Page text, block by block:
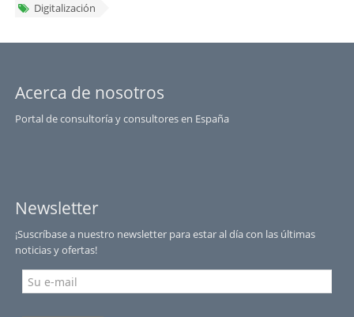
Digitalización
Acerca de nosotros
Portal de consultoría y consultores en España
Newsletter
¡Suscríbase a nuestro newsletter para estar al día con las últimas
noticias y ofertas!